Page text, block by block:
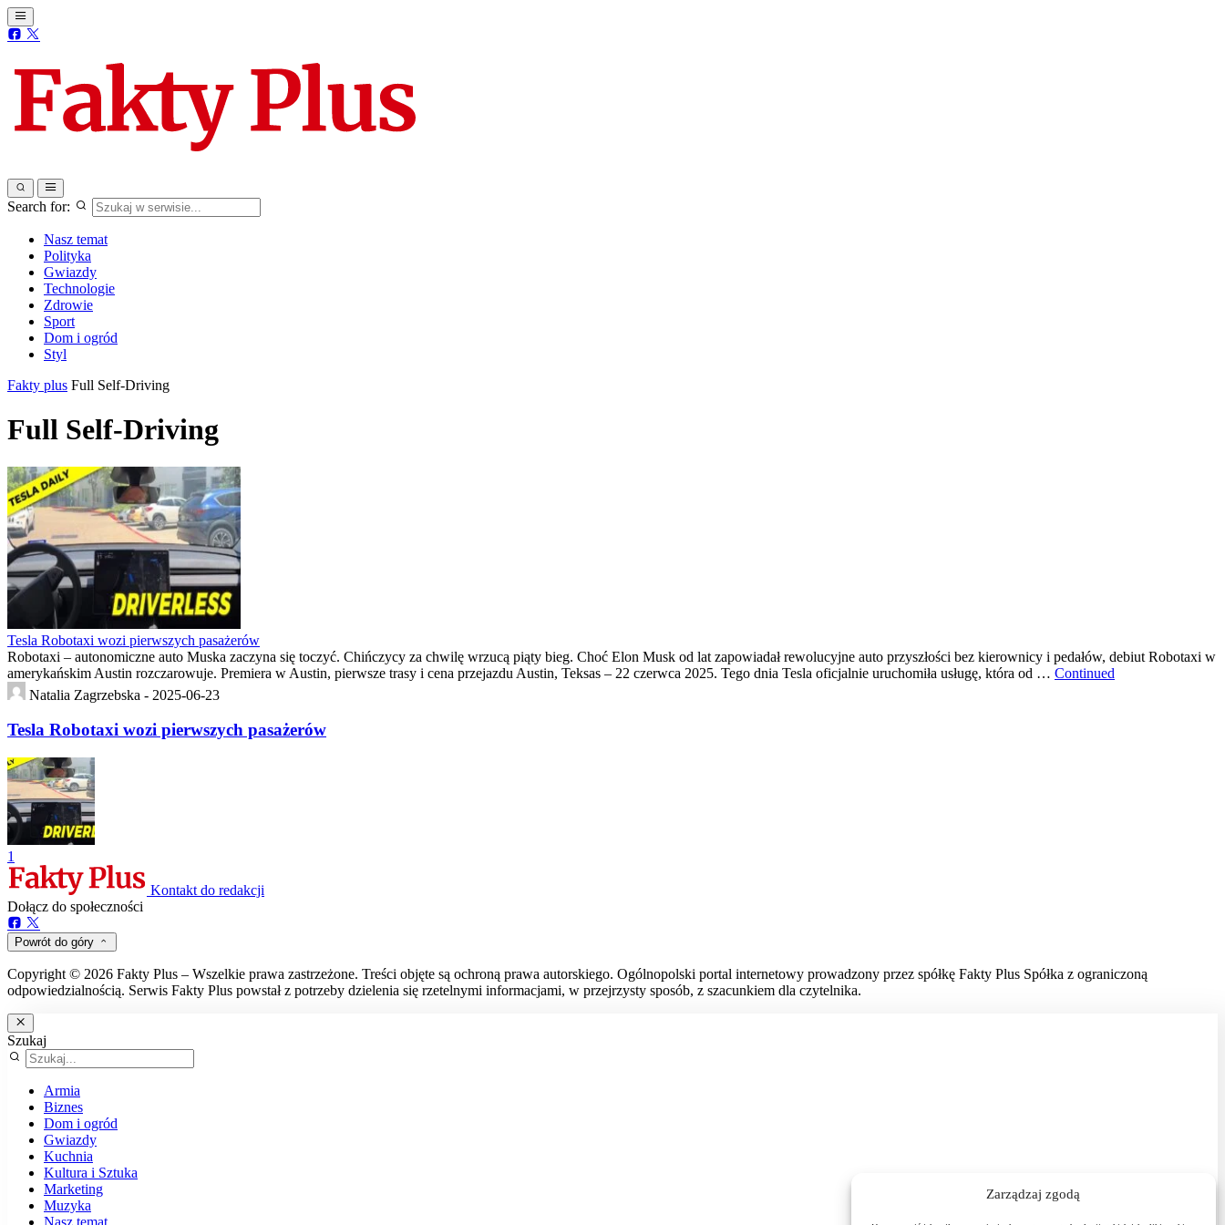
Zarządzaj zgodą
Search for:
Nasz temat
Polityka
Gwiazdy
Technologie
Zdrowie
Sport
Dom i ogród
Styl
Fakty plus Full Self-Driving
Full Self-Driving
Tesla Robotaxi wozi pierwszych pasażerów
Robotaxi – autonomiczne auto Muska zaczyna się toczyć. Chińczycy za chwilę wrzucą piąty bieg. Choć Elon Musk od lat zapowiadał rewolucyjne auto przyszłości bez kierownicy i pedałów, debiut Robotaxi w
amerykańskim Austin rozczarowuje. Premiera w Austin, pierwsze trasy i cena przejazdu Austin, Teksas – 22 czerwca 2025. Tego dnia Tesla oficjalnie uruchomiła usługę, która od … Continued
Natalia Zagrzebska - 2025-06-23
Tesla Robotaxi wozi pierwszych pasażerów
1
Kontakt do redakcji
Dołącz do społeczności
Powrót do góry
Copyright © 2026 Fakty Plus – Wszelkie prawa zastrzeżone. Treści objęte są ochroną prawa autorskiego. Ogólnopolski portal internetowy prowadzony przez spółkę Fakty Plus Spółka z ograniczoną
odpowiedzialnością. Serwis Fakty Plus powstał z potrzeby dzielenia się rzetelnymi informacjami, w przejrzysty sposób, z szacunkiem dla czytelnika.
Szukaj
Armia
Biznes
Dom i ogród
Gwiazdy
Kuchnia
Kultura i Sztuka
Marketing
Muzyka